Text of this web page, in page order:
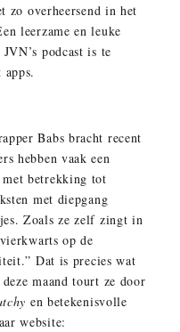
overheersend in het
leerzame en leuke
podcast is te
Babs bracht recent
hebben vaak een
met betrekking tot
met diepgang
Zoals ze zelf zingt in
op de
Dat is precies wat
maand tourt ze door
en betekenisvolle
website: